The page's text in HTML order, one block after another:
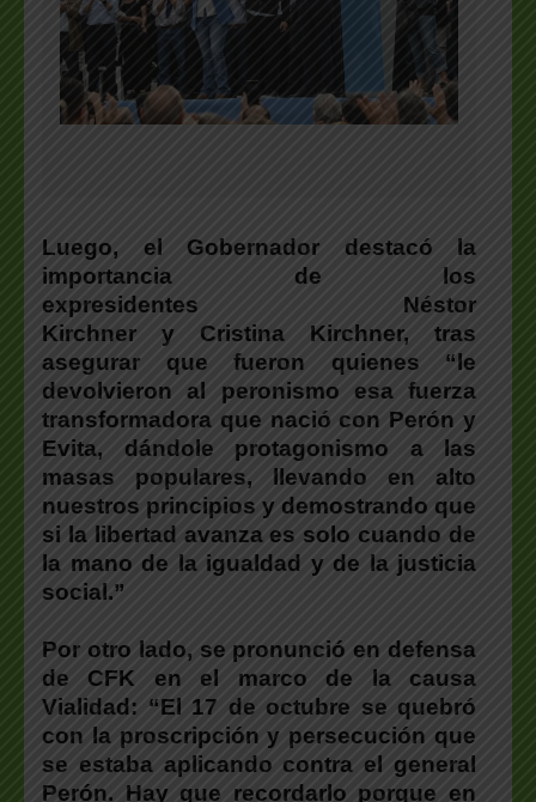
Luego, el Gobernador destacó la
importancia de los
expresidentes Néstor
Kirchner y Cristina Kirchner, tras
asegurar que fueron quienes “le
devolvieron al peronismo esa fuerza
transformadora que nació con Perón y
Evita, dándole protagonismo a las
masas populares, llevando en alto
nuestros principios y demostrando que
si la libertad avanza es solo cuando de
la mano de la igualdad y de la justicia
social.”
Por otro lado, se pronunció en defensa
de CFK en el marco de la causa
Vialidad: “El 17 de octubre se quebró
con la proscripción y persecución que
se estaba aplicando contra el general
Perón. Hay que recordarlo porque en